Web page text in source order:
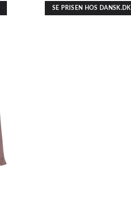
SE PRISEN HOS DANSK.DK